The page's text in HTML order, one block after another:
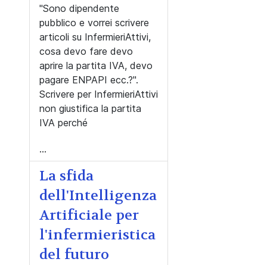
"Sono dipendente
pubblico e vorrei scrivere
articoli su InfermieriAttivi,
cosa devo fare devo
aprire la partita IVA, devo
pagare ENPAPI ecc.?".
Scrivere per InfermieriAttivi
non giustifica la partita
IVA perché
...
La sfida
dell'Intelligenza
Artificiale per
l'infermieristica
del futuro